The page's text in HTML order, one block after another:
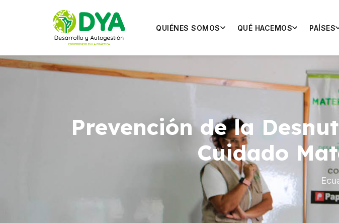
QUIÉNES SOMOS QUÉ HACEMOS PAÍSES
Prevención de la
Cuidado